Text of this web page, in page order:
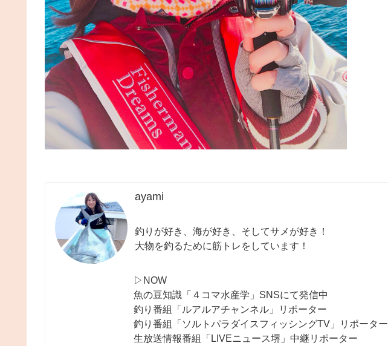
ayami
釣りが好き、海が好き、そしてサメが好き！
大物を釣るために筋トレをしています！
▷NOW
魚の豆知識「４コマ水産学」SNSにて発信中
釣り番組「ルアルアチャンネル」リポーター
釣り番組「ソルトパラダイスフィッシングTV」リポーター
生放送情報番組「LIVEニュース堺」中継リポーター